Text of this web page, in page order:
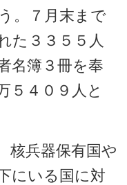
。７月末まで
た３３５５人
名簿３冊を奉
５４０９人と
核兵器保有国や
にいる国に対